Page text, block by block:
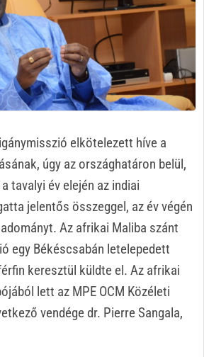
elkötelezett híve a
úgy az országhatáron belül,
tavalyi év elején az indiai
jelentős összeggel, az év végén
Az afrikai Maliba szánt
egy Békéscsabán letelepedett
keresztül küldte el. Az afrikai
lett az MPE OCM Közéleti
vendége dr. Pierre Sangala,